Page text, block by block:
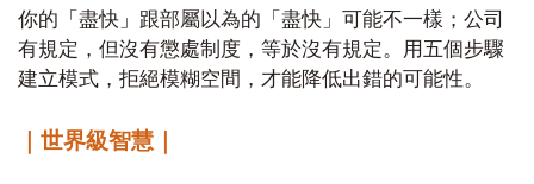
你的「盡快」跟部屬以為的「盡快」可能不一樣；公司
有規定，但沒有懲處制度，等於沒有規定。用五個步驟
建立模式，拒絕模糊空間，才能降低出錯的可能性。
｜世界級智慧｜